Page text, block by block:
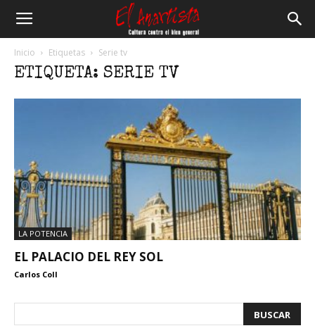
Inicio Etiquetas Serie tv
ETIQUETA: SERIE TV
LA POTENCIA
EL PALACIO DEL REY SOL
Carlos Coll